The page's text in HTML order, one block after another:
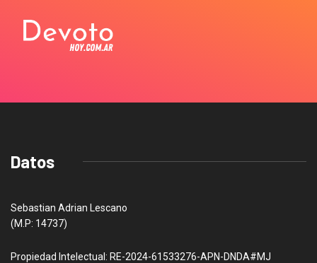
Datos
Sebastian Adrian Lescano
(M.P: 14737)
Propiedad Intelectual: RE-2024-61533276-APN-DNDA#MJ